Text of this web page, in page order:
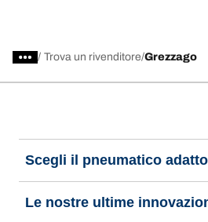
/ Trova un rivenditore Grezzago
Scegli il pneumatico adatto
Le nostre ultime